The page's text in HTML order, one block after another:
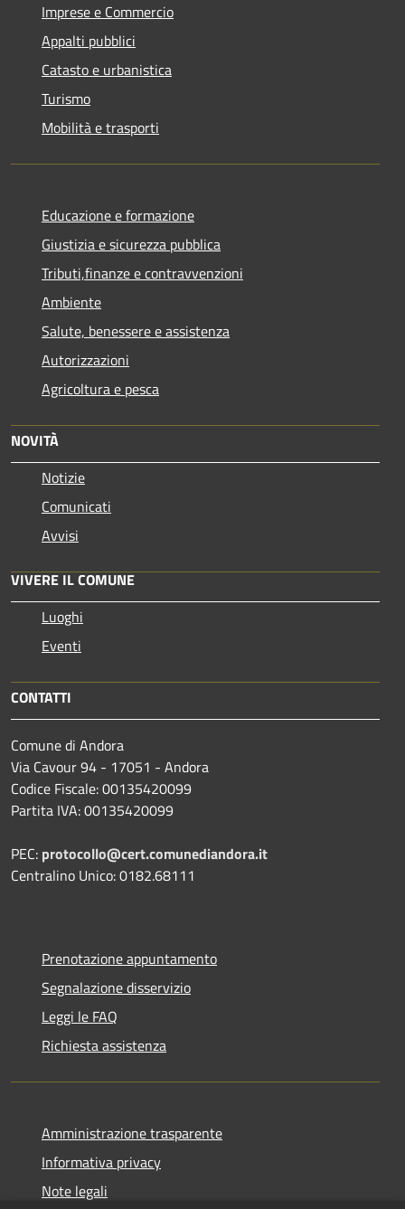
Imprese e Commercio
Appalti pubblici
Catasto e urbanistica
Turismo
Mobilità e trasporti
Educazione e formazione
Giustizia e sicurezza pubblica
Tributi,finanze e contravvenzioni
Ambiente
Salute, benessere e assistenza
Autorizzazioni
Agricoltura e pesca
NOVITÀ
Notizie
Comunicati
Avvisi
VIVERE IL COMUNE
Luoghi
Eventi
CONTATTI
Comune di Andora
Via Cavour 94 - 17051 - Andora
Codice Fiscale: 00135420099
Partita IVA: 00135420099
PEC: protocollo@cert.comunediandora.it
Centralino Unico: 0182.68111
Prenotazione appuntamento
Segnalazione disservizio
Leggi le FAQ
Richiesta assistenza
Amministrazione trasparente
Informativa privacy
Note legali